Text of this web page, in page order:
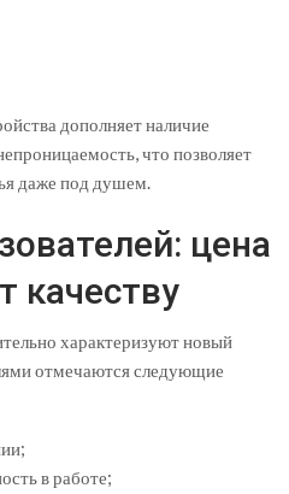
дополняет наличие
что позволяет
даже под душем.
цена
качеству
характеризуют новый
отмечаются следующие
в работе;